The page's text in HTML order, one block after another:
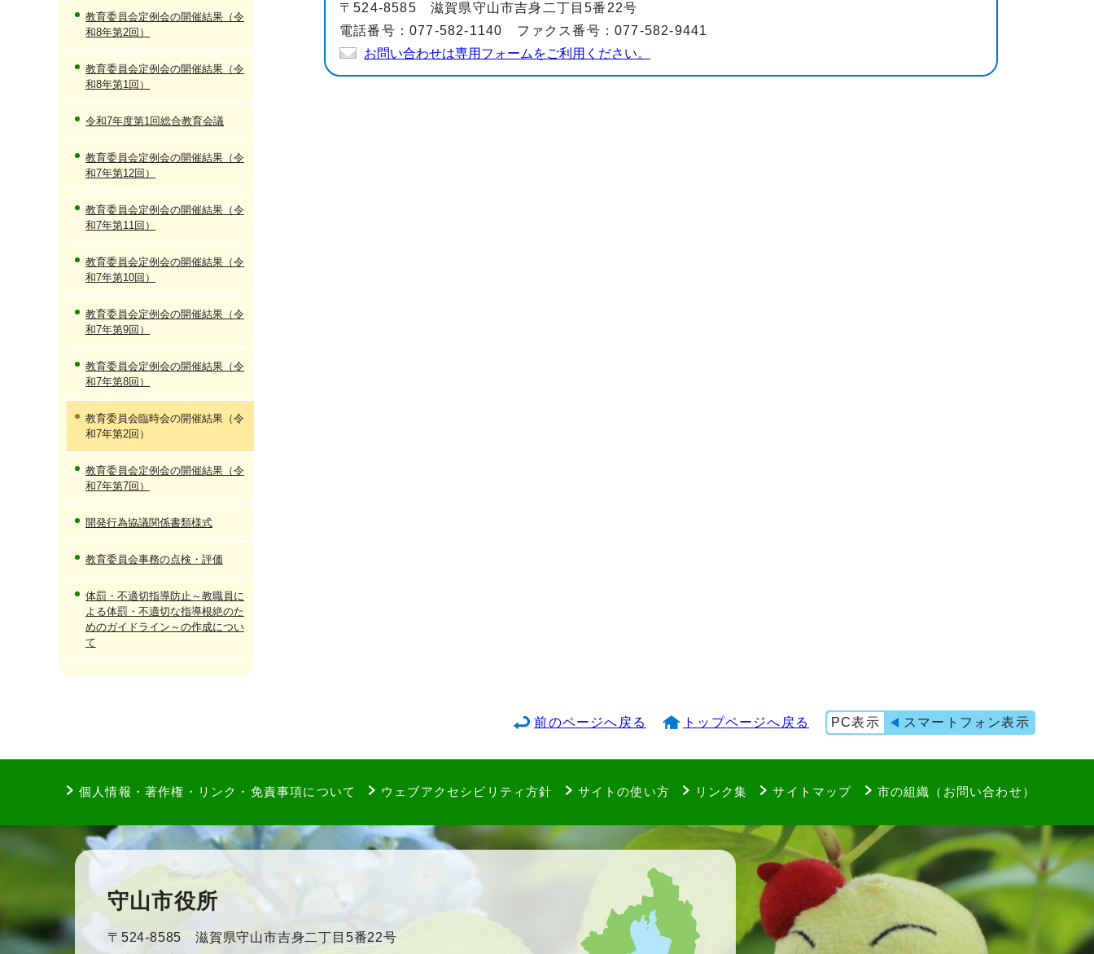
〒524-8585 滋賀県守山市吉身二丁目5番22号
電話番号：077-582-1140 ファクス番号：077-582-9441
お問い合わせは専用フォームをご利用ください。
教育委員会定例会の開催結果（令
和8年第2回）
教育委員会定例会の開催結果（令
和8年第1回）
令和7年度第1回総合教育会議
教育委員会定例会の開催結果（令
和7年第12回）
教育委員会定例会の開催結果（令
和7年第11回）
教育委員会定例会の開催結果（令
和7年第10回）
教育委員会定例会の開催結果（令
和7年第9回）
教育委員会定例会の開催結果（令
和7年第8回）
教育委員会臨時会の開催結果（令
和7年第2回）
教育委員会定例会の開催結果（令
和7年第7回）
開発行為協議関係書類様式
教育委員会事務の点検・評価
体罰・不適切指導防止～教職員に
よる体罰・不適切な指導根絶のた
めのガイドライン～の作成につい
て
前のページへ戻る トップページへ戻る PC表示 スマートフォン表示
個人情報・著作権・リンク・免責事項について ウェブアクセシビリティ方針 サイトの使い方 リンク集 サイトマップ 市の組織（お問い合わせ）
守山市役所
〒524-8585 滋賀県守山市吉身二丁目5番22号